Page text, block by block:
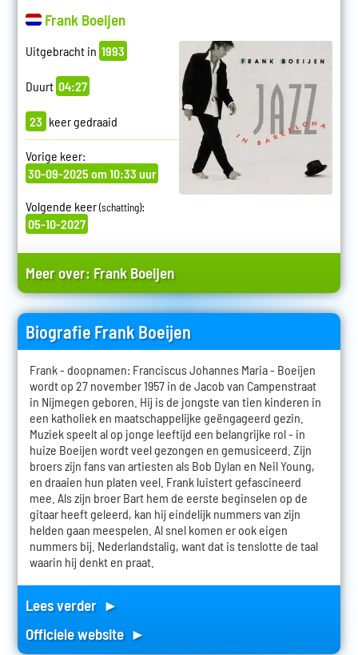
Frank Boeijen
Uitgebracht in 1993
Duurt 04:27
23 keer gedraaid
Vorige keer:
30-09-2025 om 10:33 uur
Volgende keer(schatting):
05-10-2027
Meer over: Frank Boeijen
Biografie Frank Boeijen
Frank - doopnamen: Franciscus Johannes Maria - Boeijen
wordt op 27 november 1957 in de Jacob van Campenstraat
in Nijmegen geboren. Hij is de jongste van tien kinderen in
een katholiek en maatschappelijke geëngageerd gezin.
Muziek speelt al op jonge leeftijd een belangrijke rol - in
huize Boeijen wordt veel gezongen en gemusiceerd. Zijn
broers zijn fans van artiesten als Bob Dylan en Neil Young,
en draaien hun platen veel. Frank luistert gefascineerd
mee. Als zijn broer Bart hem de eerste beginselen op de
gitaar heeft geleerd, kan hij eindelijk nummers van zijn
helden gaan meespelen. Al snel komen er ook eigen
nummers bij. Nederlandstalig, want dat is tenslotte de taal
waarin hij denkt en praat.
Lees verder ►
Officiele website ►